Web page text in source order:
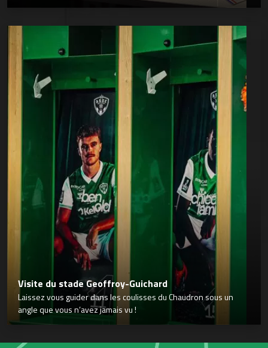
Visite du stade Geoffroy-Guichard
Laissez vous guider dans les coulisses du Chaudron sous un
angle que vous n’avez jamais vu !